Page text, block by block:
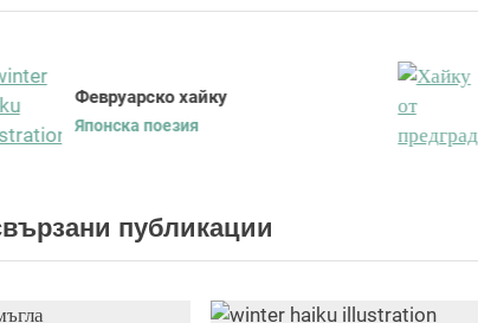
Февруарско хайку
Японска поезия
публикации